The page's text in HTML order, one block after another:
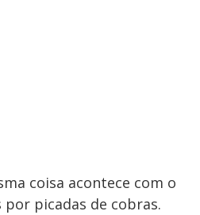
coisa acontece com o
picadas de cobras.